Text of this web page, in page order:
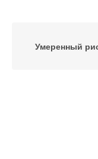
Умеренный